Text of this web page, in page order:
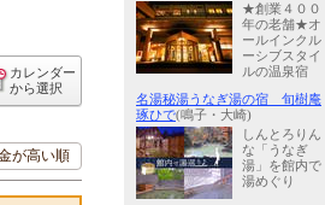
カレンダー
から選択
が高い順
★創業４００
年の老舗★オ
ールインクル
ーシブスタイ
ルの温泉宿
名湯秘湯うなぎ湯の宿 旬樹庵
琢ひで(鳴子・大崎)
しんとろりん
な「うなぎ
湯」を館内で
湯めぐり